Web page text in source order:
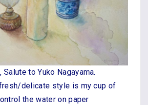
Salute to Yuko Nagayama.
delicate style is my cup of
the water on paper